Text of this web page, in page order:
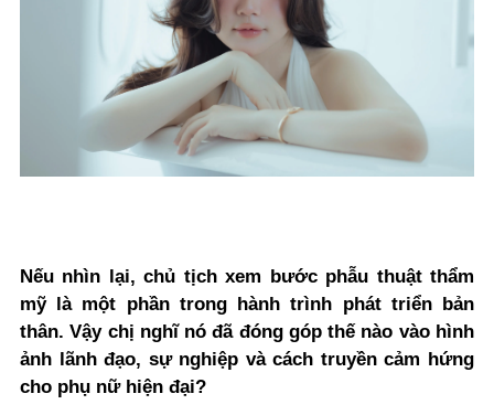
Nếu nhìn lại, chủ tịch xem bước phẫu thuật thẩm
mỹ là một phần trong hành trình phát triển bản
thân. Vậy chị nghĩ nó đã đóng góp thế nào vào hình
ảnh lãnh đạo, sự nghiệp và cách truyền cảm hứng
cho phụ nữ hiện đại?